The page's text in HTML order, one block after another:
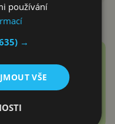
displeje je přesně
jsem
používání
→
VŠE